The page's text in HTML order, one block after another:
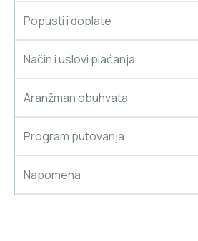
Popusti i doplate
Način i uslovi plaćanja
Aranžman obuhvata
Program putovanja
Napomena